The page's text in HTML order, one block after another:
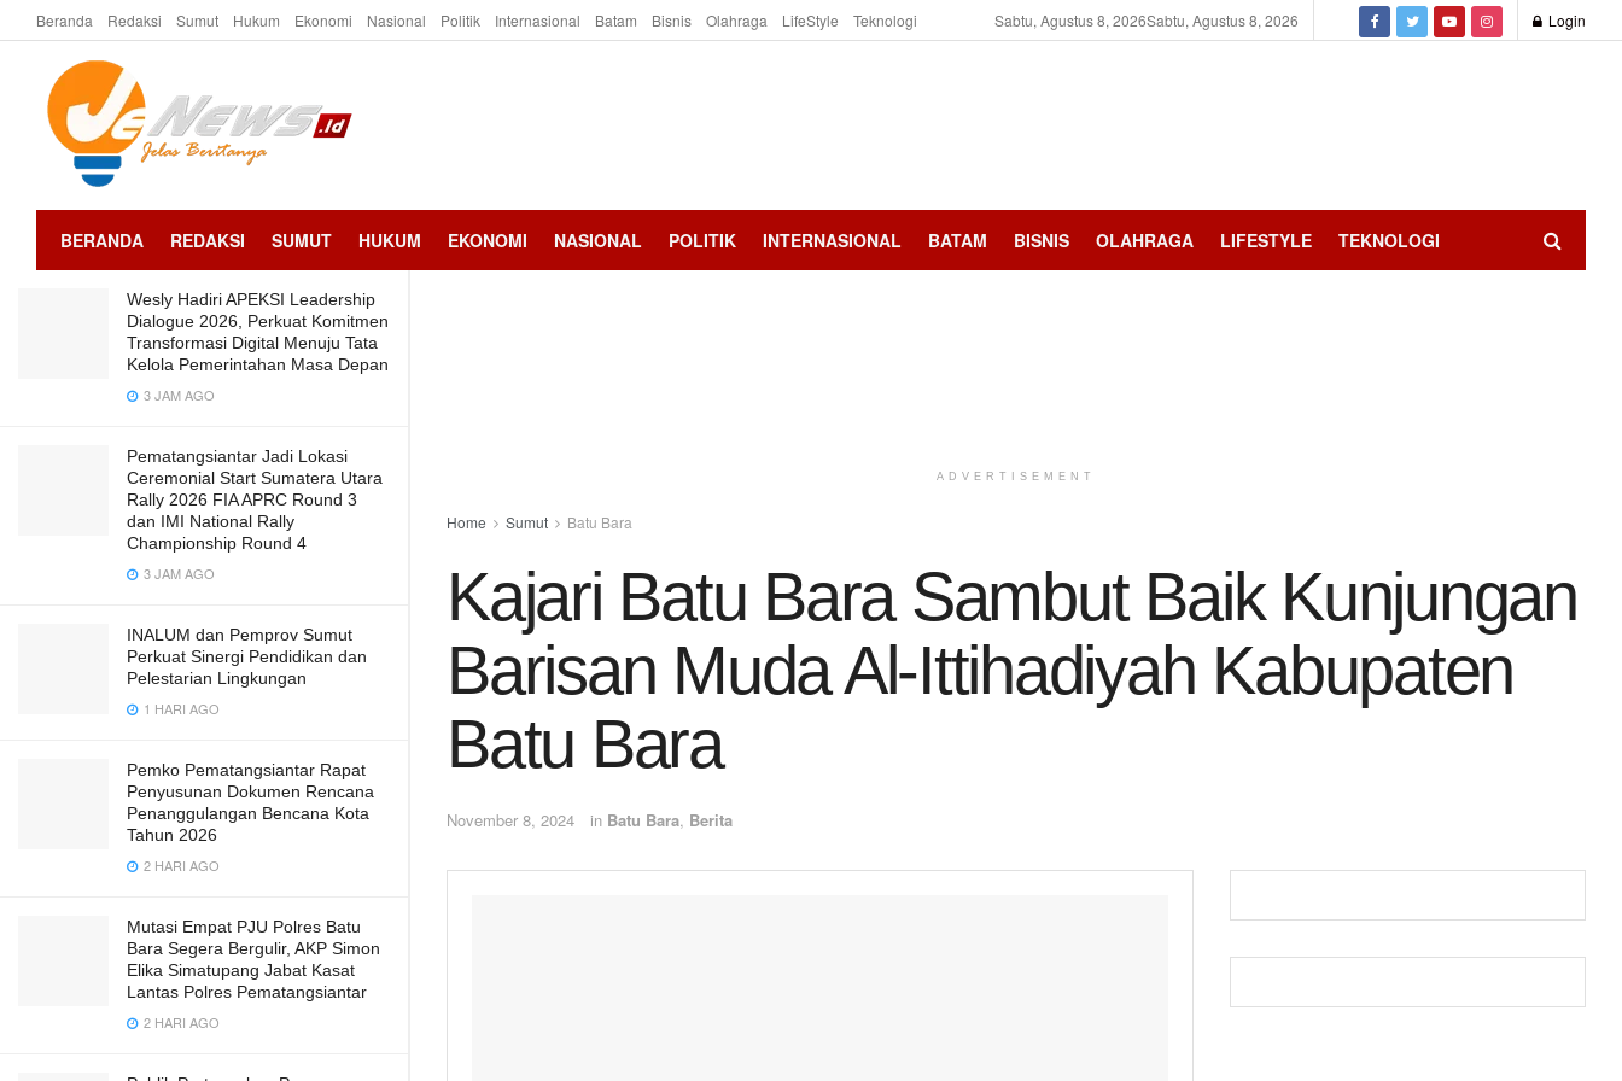
LATEST TRENDING
Kajari Batu Bara Sambut Baik
Kunjungan Barisan Muda Al-Ittihadiyah
Kabupaten Batu Bara
Wesly Hadiri APEKSI Leadership
Dialogue 2026, Perkuat Komitmen
Transformasi Digital Menuju Tata
Kelola Pemerintahan Masa Depan
3 JAM AGO
Pematangsiantar Jadi Lokasi
Ceremonial Start Sumatera Utara
Rally 2026 FIA APRC Round 3
dan IMI National Rally
Championship Round 4
3 JAM AGO
INALUM dan Pemprov Sumut
Perkuat Sinergi Pendidikan dan
Pelestarian Lingkungan
1 HARI AGO
Pemko Pematangsiantar Rapat
Penyusunan Dokumen Rencana
Penanggulangan Bencana Kota
Tahun 2026
2 HARI AGO
Mutasi Empat PJU Polres Batu
Bara Segera Bergulir, AKP Simon
Elika Simatupang Jabat Kasat
Lantas Polres Pematangsiantar
2 HARI AGO
Beranda Redaksi Sumut Hukum Ekonomi Nasional Politik Internasional Batam Bisnis Olahraga LifeStyle Teknologi Sabtu, Agustus 8, 2026Sabtu, Agustus 8, 2026 Login
BERANDA REDAKSI SUMUT HUKUM EKONOMI NASIONAL POLITIK INTERNASIONAL BATAM BISNIS OLAHRAGA LIFESTYLE TEKNOLOGI
ADVERTISEMENT
Home Sumut Batu Bara
Kajari Batu Bara Sambut Baik Kunjungan
Barisan Muda Al-Ittihadiyah Kabupaten
Batu Bara
November 8, 2024 in Batu Bara, Berita